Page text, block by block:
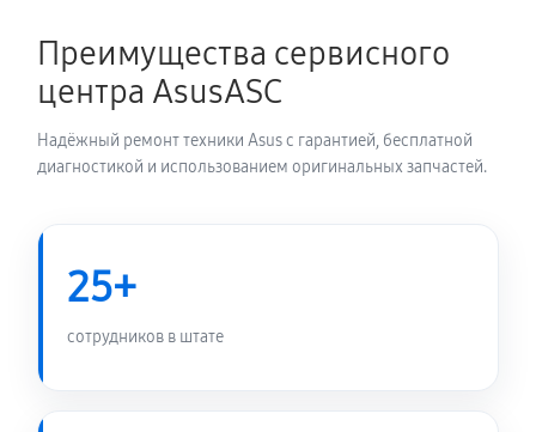
Замена электронных компонентов
1710 руб
Преимущества сервисного
центра AsusASC
Надёжный ремонт техники Asus с гарантией, бесплатной
диагностикой и использованием оригинальных запчастей.
25+
сотрудников в штате